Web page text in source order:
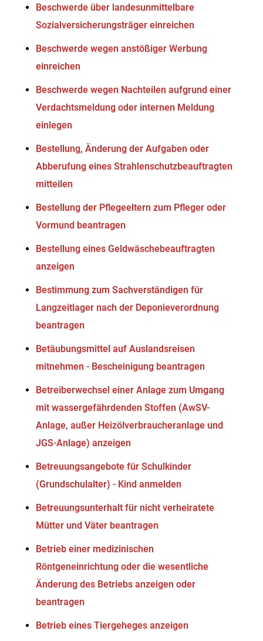
Beschwerde über landesunmittelbare
Sozialversicherungsträger einreichen
Beschwerde wegen anstößiger Werbung
einreichen
Beschwerde wegen Nachteilen aufgrund einer
Verdachtsmeldung oder internen Meldung
einlegen
Bestellung, Änderung der Aufgaben oder
Abberufung eines Strahlenschutzbeauftragten
mitteilen
Bestellung der Pflegeeltern zum Pfleger oder
Vormund beantragen
Bestellung eines Geldwäschebeauftragten
anzeigen
Bestimmung zum Sachverständigen für
Langzeitlager nach der Deponieverordnung
beantragen
Betäubungsmittel auf Auslandsreisen
mitnehmen - Bescheinigung beantragen
Betreiberwechsel einer Anlage zum Umgang
mit wassergefährdenden Stoffen (AwSV-
Anlage, außer Heizölverbraucheranlage und
JGS-Anlage) anzeigen
Betreuungsangebote für Schulkinder
(Grundschulalter) - Kind anmelden
Betreuungsunterhalt für nicht verheiratete
Mütter und Väter beantragen
Betrieb einer medizinischen
Röntgeneinrichtung oder die wesentliche
Änderung des Betriebs anzeigen oder
beantragen
Betrieb eines Tiergeheges anzeigen